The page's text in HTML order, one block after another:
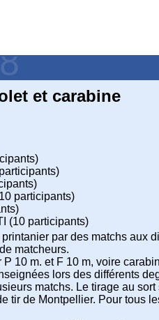
et carabine
participants)
(10 participants)
par des matchs aux
matcheurs.
10 m. et F 10 m, voire
lors des différents
matchs. Le tirage au
tir de Montpellier. Pour tous